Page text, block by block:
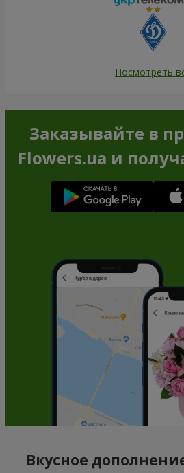
Посмотреть
Заказывайте в
Flowers.ua и
Вкусное